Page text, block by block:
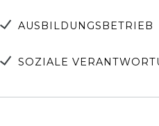
AUSBILDUNGSBETRIEB
SOZIALE